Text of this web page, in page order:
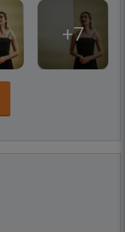
+7